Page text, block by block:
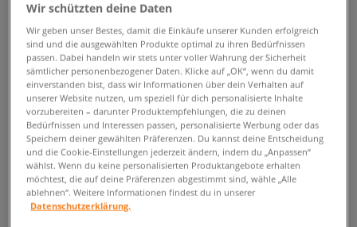
Ändere den Suchbegriff. Versuche, weniger Filter zu
verwenden.
ZURÜCK ZUM SHOP
Aktuell schaust du:Puma Deva BootSneaker✔️für Damen
Verfügbare Anzahl:0
Wir schützten deine Daten
Wir geben unser Bestes, damit die Einkäufe unserer Kunden erfolgreich
sind und die ausgewählten Produkte optimal zu ihren Bedürfnissen
passen. Dabei handeln wir stets unter voller Wahrung der Sicherheit
sämtlicher personenbezogener Daten. Klicke auf „OK“, wenn du damit
einverstanden bist, dass wir Informationen über dein Verhalten auf
unserer Website nutzen, um speziell für dich personalisierte Inhalte
vorzubereiten – darunter Produktempfehlungen, die zu deinen
Bedürfnissen und Interessen passen, personalisierte Werbung oder das
Speichern deiner gewählten Präferenzen. Du kannst deine Entscheidung
und die Cookie-Einstellungen jederzeit ändern, indem du „Anpassen“
wählst. Wenn du keine personalisierten Produktangebote erhalten
möchtest, die auf deine Präferenzen abgestimmt sind, wähle „Alle
ablehnen“. Weitere Informationen findest du in unserer
Datenschutzerklärung.